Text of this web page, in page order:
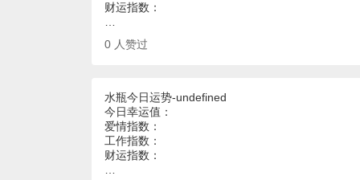
财运指数：
0 人赞过
水瓶今日运势-undefined
今日幸运值：
爱情指数：
工作指数：
财运指数：